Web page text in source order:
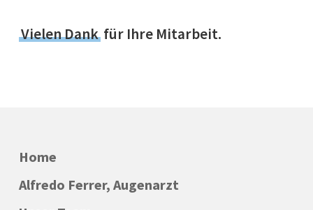
Vielen Dankfür Ihre Mitarbeit.
Home
Alfredo Ferrer, Augenarzt